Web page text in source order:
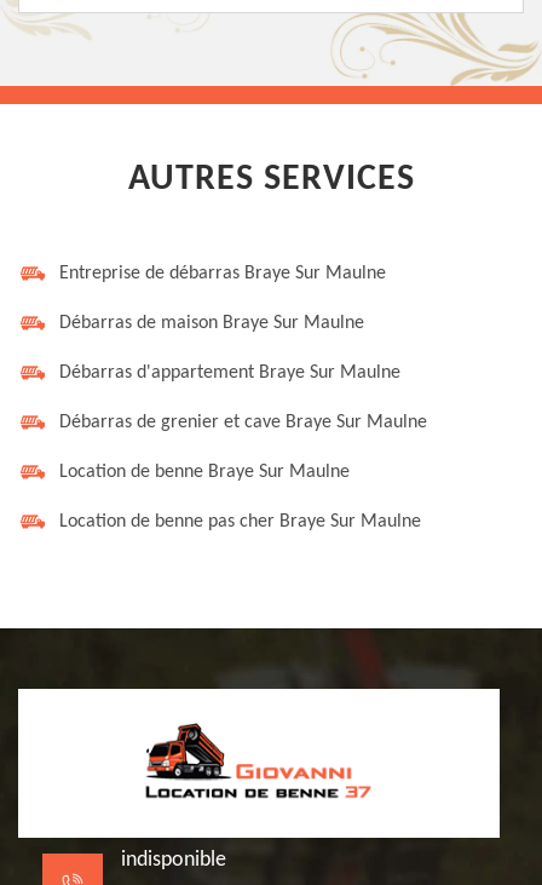
AUTRES SERVICES
Entreprise de débarras Braye Sur Maulne
Débarras de maison Braye Sur Maulne
Débarras d'appartement Braye Sur Maulne
Débarras de grenier et cave Braye Sur Maulne
Location de benne Braye Sur Maulne
Location de benne pas cher Braye Sur Maulne
indisponible